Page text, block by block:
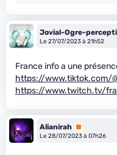
Jovial-Ogre-
Le 27/07/2023 à 21h52
France info a une
https://www.tiktok.com/
https://www.twitch.tv/
Alianirah Premium
Le 28/07/2023 à 07h26